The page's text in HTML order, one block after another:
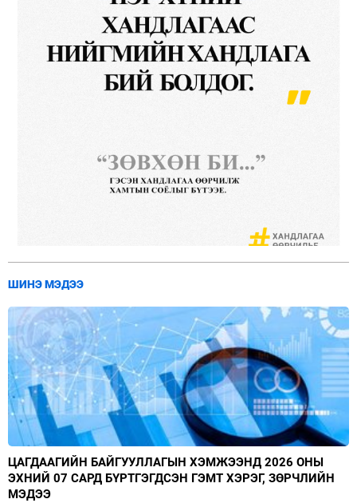
ШИНЭ МЭДЭЭ
ЦАГДААГИЙН БАЙГУУЛЛАГЫН ХЭМЖЭЭНД 2026 ОНЫ
ЭХНИЙ 07 САРД БҮРТГЭГДСЭН ГЭМТ ХЭРЭГ, ЗӨРЧЛИЙН
МЭДЭЭ